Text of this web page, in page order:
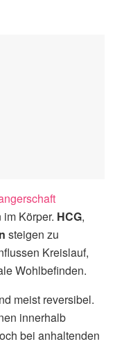
Körper. HCG,
steigen zu
Kreislauf,
Wohlbefinden.
meist reversibel.
innerhalb
bei anhaltenden